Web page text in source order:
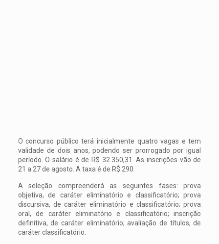
O concurso público terá inicialmente quatro vagas e tem
validade de dois anos, podendo ser prorrogado por igual
período. O salário é de R$ 32.350,31. As inscrições vão de
21 a 27 de agosto. A taxa é de R$ 290.
A seleção compreenderá as seguintes fases: prova
objetiva, de caráter eliminatório e classificatório; prova
discursiva, de caráter eliminatório e classificatório; prova
oral, de caráter eliminatório e classificatório; inscrição
definitiva, de caráter eliminatório; avaliação de títulos, de
caráter classificatório.